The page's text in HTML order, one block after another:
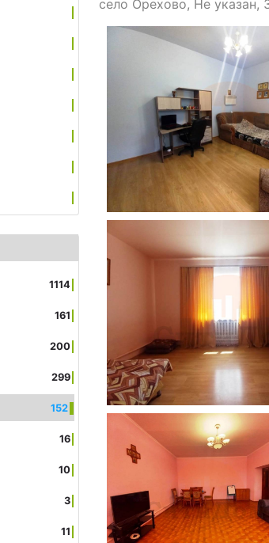
1114
161
200
299
152
16
10
3
11
село Орехово, Не указан,